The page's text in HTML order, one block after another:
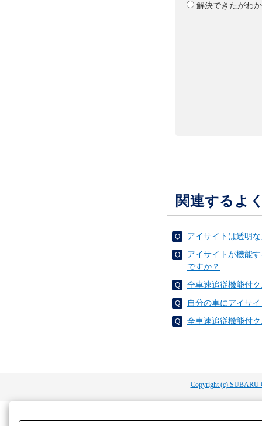
解決できたがわ
関連するよ
アイサイトは透明
アイサイトが機能
ですか？
全車速追従機能付
自分の車にアイサ
全車速追従機能付
Copyright (c) SUBARU